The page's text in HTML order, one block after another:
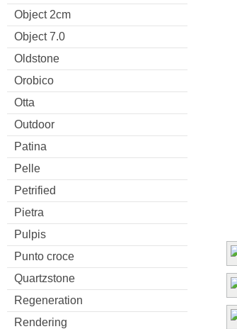
Object 2cm
Object 7.0
Oldstone
Orobico
Otta
Outdoor
Patina
Pelle
Petrified
Pietra
Pulpis
Punto croce
Quartzstone
Regeneration
Rendering